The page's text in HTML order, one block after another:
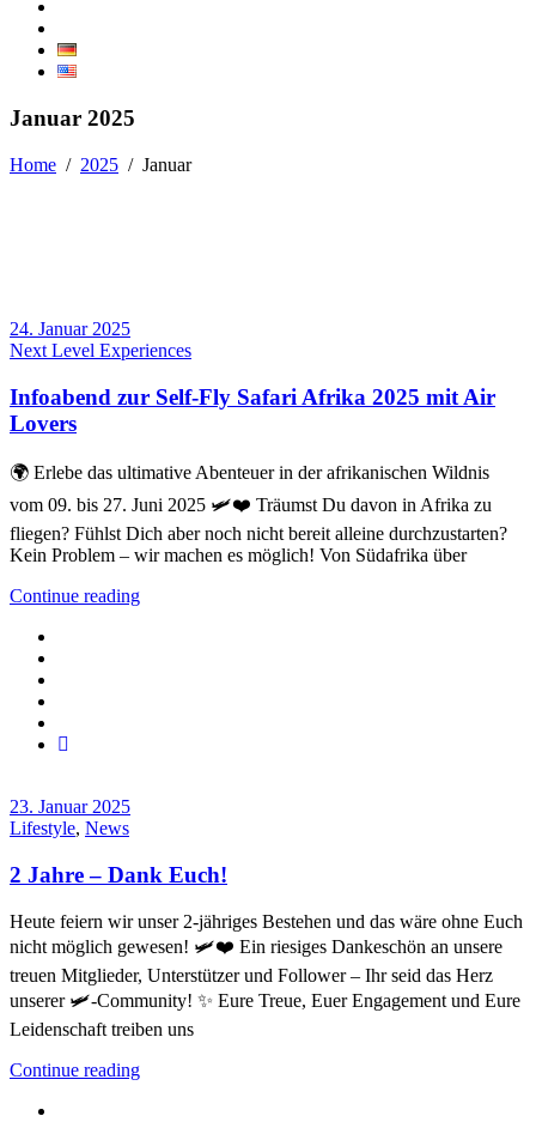
Januar 2025
Home / 2025 / Januar
24. Januar 2025
Next Level Experiences
Infoabend zur Self-Fly Safari Afrika 2025 mit Air
Lovers
🌍 Erlebe das ultimative Abenteuer in der afrikanischen Wildnis
vom 09. bis 27. Juni 2025 🛩️❤️ Träumst Du davon in Afrika zu
fliegen? Fühlst Dich aber noch nicht bereit alleine durchzustarten?
Kein Problem – wir machen es möglich! Von Südafrika über
Continue reading
23. Januar 2025
Lifestyle, News
2 Jahre – Dank Euch!
Heute feiern wir unser 2-jähriges Bestehen und das wäre ohne Euch
nicht möglich gewesen! 🛩️❤️ Ein riesiges Dankeschön an unsere
treuen Mitglieder, Unterstützer und Follower – Ihr seid das Herz
unserer 🛩️-Community! ✨ Eure Treue, Euer Engagement und Eure
Leidenschaft treiben uns
Continue reading